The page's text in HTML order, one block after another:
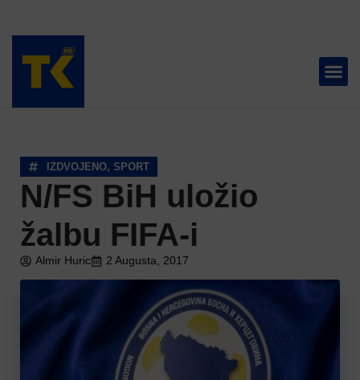
IZDVOJENO, SPORT
N/FS BiH uložio
žalbu FIFA-i
Almir Huric 2 Augusta, 2017